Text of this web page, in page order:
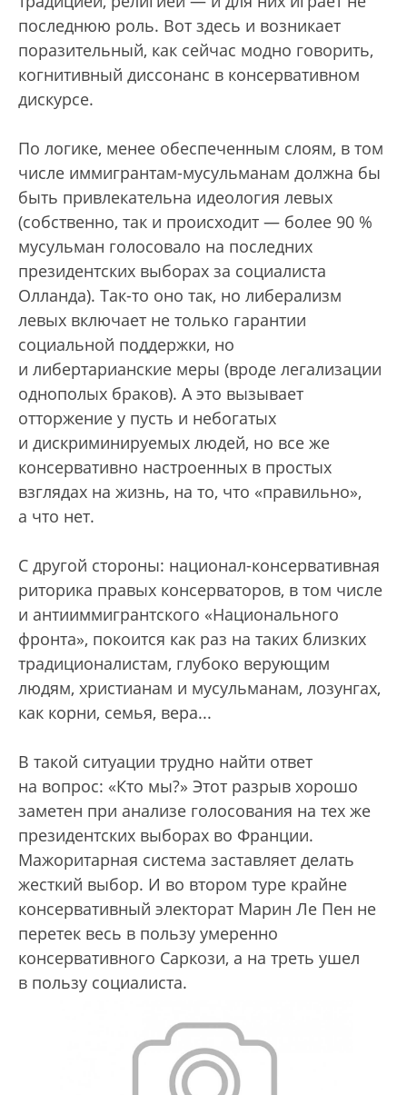
последнюю роль. Вот здесь и возникает
поразительный, как сейчас модно говорить,
когнитивный диссонанс в консервативном
дискурсе.
По логике, менее обеспеченным слоям, в том
числе иммигрантам-мусульманам должна бы
быть привлекательна идеология левых
(собственно, так и происходит — более 90 %
мусульман голосовало на последних
президентских выборах за социалиста
Олланда). Так-то оно так, но либерализм
левых включает не только гарантии
социальной поддержки, но
и либертарианские меры (вроде легализации
однополых браков). А это вызывает
отторжение у пусть и небогатых
и дискриминируемых людей, но все же
консервативно настроенных в простых
взглядах на жизнь, на то, что «правильно»,
а что нет.
С другой стороны: национал-консервативная
риторика правых консерваторов, в том числе
и антииммигрантского «Национального
фронта», покоится как раз на таких близких
традиционалистам, глубоко верующим
людям, христианам и мусульманам, лозунгах,
как корни, семья, вера...
В такой ситуации трудно найти ответ
на вопрос: «Кто мы?» Этот разрыв хорошо
заметен при анализе голосования на тех же
президентских выборах во Франции.
Мажоритарная система заставляет делать
жесткий выбор. И во втором туре крайне
консервативный электорат Марин Ле Пен не
перетек весь в пользу умеренно
консервативного Саркози, а на треть ушел
в пользу социалиста.